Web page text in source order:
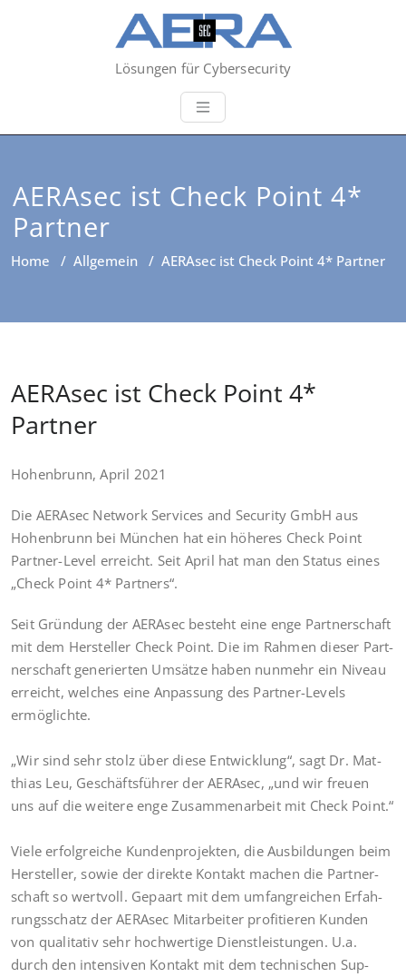
Lösungen für Cybersecurity
AERAsec ist Check Point 4*
Partner
Home / Allgemein / AERAsec ist Check Point 4* Partner
AERAsec ist Check Point 4*
Partner
Hohen­brunn, April 2021
Die AER­Asec Net­work Ser­vices and Secu­ri­ty GmbH aus
Hohen­brunn bei Mün­chen hat ein höhe­res Check Point
Part­ner-Level erreicht. Seit April hat man den Sta­tus eines
„Check Point 4* Partners“.
Seit Grün­dung der AER­Asec besteht eine enge Part­ner­schaft
mit dem Her­stel­ler Check Point. Die im Rah­men die­ser Part­
ner­schaft gene­rier­ten Umsät­ze haben nun­mehr ein Niveau
erreicht, wel­ches eine Anpas­sung des Part­ner-Levels
ermög­lich­te.
„Wir sind sehr stolz über die­se Ent­wick­lung“, sagt Dr. Mat­
thi­as Leu, Geschäfts­füh­rer der AER­Asec, „und wir freu­en
uns auf die wei­te­re enge Zusam­men­ar­beit mit Check Point.“
Vie­le erfolg­rei­che Kun­den­pro­jek­ten, die Aus­bil­dun­gen beim
Her­stel­ler, sowie der direk­te Kon­takt machen die Part­ner­
schaft so wert­voll. Gepaart mit dem umfang­rei­chen Erfah­
rungs­schatz der AER­Asec Mit­ar­bei­ter pro­fi­tie­ren Kun­den
von qua­li­ta­tiv sehr hoch­wer­ti­ge Dienst­leis­tun­gen. U.a.
durch den inten­si­ven Kon­takt mit dem tech­ni­schen Sup­